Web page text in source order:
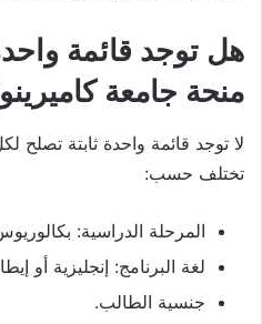
هل توجد قائمة
منحة جامعة
لا توجد قائمة واحدة ثابتة تصلح
تختلف حسب:
المرحلة الدراسية:
لغة البرنامج: إنجليزية أو
جنسية الطالب.